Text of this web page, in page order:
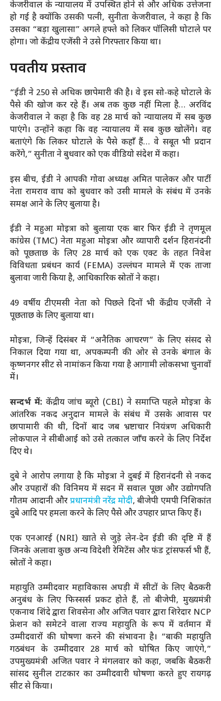
केजरीवाल के न्यायालय में उपस्थित होने से और अधिक उत्तेजना
हो गई है क्योंकि उसकी पत्नी, सुनीता केजरीवाल, ने कहा है कि
उसका “बड़ा खुलासा” अगले हफ्ते को लिकर पॉलिसी घोटाले पर
होगा। जो केंद्रीय एजेंसी ने उसे गिरफ्तार किया था।
पर्वतीय प्रस्ताव
“ईडी ने 250 से अधिक छापेमारी की है। वे इस सो-कहे घोटाले के
पैसे की खोज कर रहे हैं। अब तक कुछ नहीं मिला है… अरविंद
केजरीवाल ने कहा है कि वह 28 मार्च को न्यायालय में सब कुछ
पाएंगे। उन्होंने कहा कि वह न्यायालय में सब कुछ खोलेंगे। वह
बताएंगे कि लिकर घोटाले के पैसे कहाँ हैं… वे सबूत भी प्रदान
करेंगे,” सुनीता ने बुधवार को एक वीडियो संदेश में कहा।
इस बीच, ईडी ने आपकी गोवा अध्यक्ष अमित पालेकर और पार्टी
नेता रामराव वाघ को बुधवार को उसी मामले के संबंध में उनके
समक्ष आने के लिए बुलाया है।
ईडी ने महुआ मोइत्रा को बुलाया एक बार फिर ईडी ने तृणमूल
कांग्रेस (TMC) नेता महुआ मोइत्रा और व्यापारी दर्शन हिरानंदनी
को पूछताछ के लिए 28 मार्च को एक एक्ट के तहत निवेश
विविधता प्रबंधन कार्य (FEMA) उल्लंघन मामले में एक ताजा
बुलावा जारी किया है, आधिकारिक स्रोतों ने कहा।
49 वर्षीय टीएमसी नेता को पिछले दिनों भी केंद्रीय एजेंसी ने
पूछताछ के लिए बुलाया था।
मोइत्रा, जिन्हें दिसंबर में “अनैतिक आचरण” के लिए संसद से
निकाल दिया गया था, अपकम्पनी की ओर से उनके बंगाल के
कृष्णनगर सीट से नामांकन किया गया है आगामी लोकसभा चुनावों
में।
सन्दर्भ में: केंद्रीय जांच ब्यूरो (CBI) ने समाप्ति पहले मोइत्रा के
आंतरिक नकद अनुदान मामले के संबंध में उसके आवास पर
छापामारी की थी, दिनों बाद जब भ्रष्टाचार नियंत्रण अधिकारी
लोकपाल ने सीबीआई को उसे तत्काल जाँच करने के लिए निर्देश
दिए थे।
दुबे ने आरोप लगाया है कि मोइत्रा ने दुबई में हिरानंदनी से नकद
और उपहारों की विनिमय में सदन में सवाल पूछा और उद्योगपति
गौतम आदानी और प्रधानमंत्री नरेंद्र मोदी, बीजेपी एमपी निशिकांत
दुबे आदि पर हमला करने के लिए पैसे और उपहार प्राप्त किए हैं।
एक एनआरई (NRI) खाते से जुड़े लेन-देन ईडी की दृष्टि में हैं
जिनके अलावा कुछ अन्य विदेशी रेमिटेंस और फंड ट्रांसफर्स भी हैं,
स्रोतों ने कहा।
महायुति उम्मीदवार महाविकास अघड़ी में सीटों के लिए बैठकरी
अनुबंध के लिए फिस्सर्स प्रकट होते हैं, तो बीजेपी, मुख्यमंत्री
एकनाथ शिंदे द्वारा शिवसेना और अजित पवार द्वारा शिरेदार NCP
फ्रेशन को समेटने वाला राज्य महायुति के रूप में वर्तमान में
उम्मीदवारों की घोषणा करने की संभावना है। “बाकी महायुति
गठबंधन के उम्मीदवार 28 मार्च को घोषित किए जाएंगे,”
उपमुख्यमंत्री अजित पवार ने मंगलवार को कहा, जबकि बैठकरी
सांसद सुनील टाटकार का उम्मीदवारी घोषणा करते हुए रायगढ़
सीट से किया।